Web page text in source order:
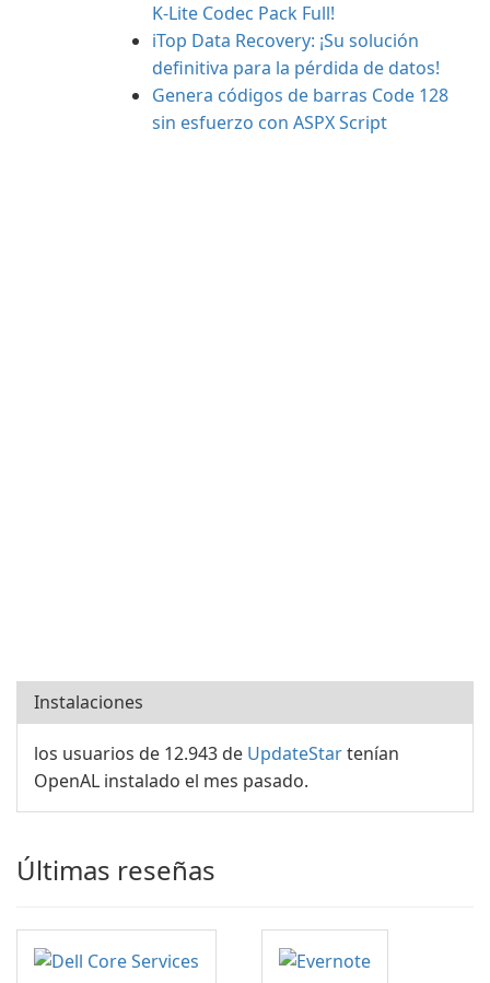
K-Lite Codec Pack Full!
iTop Data Recovery: ¡Su solución
definitiva para la pérdida de datos!
Genera códigos de barras Code 128
sin esfuerzo con ASPX Script
Instalaciones
los usuarios de 12.943 de UpdateStartenían
OpenAL instalado el mes pasado.
Últimas reseñas